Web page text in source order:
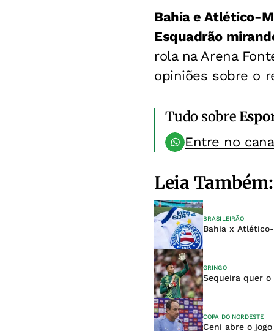
Bahia e Atlético-
Esquadrão
rola na Arena
opiniões sobre o
Tudo sobre
Entre no
Leia Também:
BRASILEIRÃO
Bahia x
GRINGO
Sequeira quer o
COPA DO NORDESTE
Ceni abre o